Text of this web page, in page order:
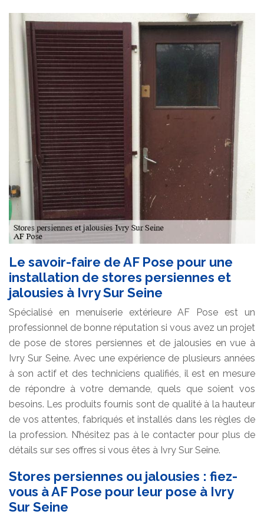
Le savoir-faire de AF Pose pour une
installation de stores persiennes et
jalousies à Ivry Sur Seine
Spécialisé en menuiserie extérieure AF Pose est un
professionnel de bonne réputation si vous avez un projet
de pose de stores persiennes et de jalousies en vue à
Ivry Sur Seine. Avec une expérience de plusieurs années
à son actif et des techniciens qualifiés, il est en mesure
de répondre à votre demande, quels que soient vos
besoins. Les produits fournis sont de qualité à la hauteur
de vos attentes, fabriqués et installés dans les règles de
la profession. N’hésitez pas à le contacter pour plus de
détails sur ses offres si vous êtes à Ivry Sur Seine.
Stores persiennes ou jalousies : fiez-
vous à AF Pose pour leur pose à Ivry
Sur Seine